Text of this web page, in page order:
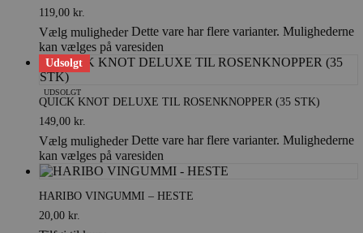
119,00 kr.
Vælg muligheder Dette vare har flere varianter. Mulighederne
kan vælges på varesiden
Udsolgt
UDSOLGT
QUICK KNOT DELUXE TIL ROSENKNOPPER (35 STK)
149,00 kr.
Vælg muligheder Dette vare har flere varianter. Mulighederne
kan vælges på varesiden
HARIBO VINGUMMI – HESTE
20,00 kr.